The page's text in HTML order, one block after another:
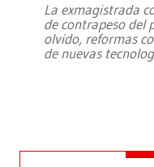
La exmagistrada
de contrapeso del
olvido, reformas
de nuevas